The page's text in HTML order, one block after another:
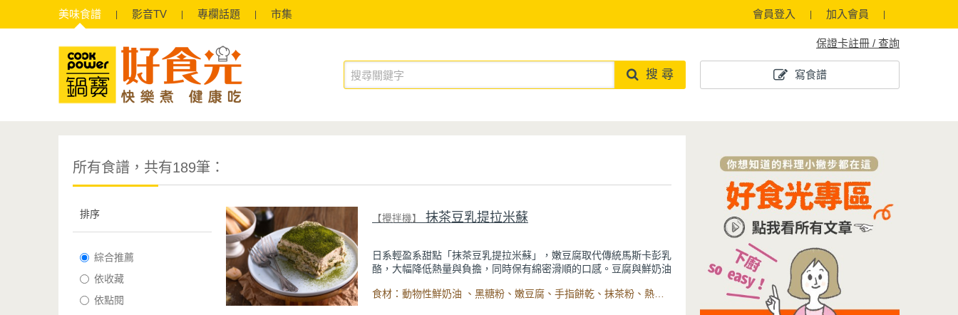
美味食譜 影音TV 專欄話題 市集 會員登入 加入會員
保證卡註冊 / 查詢
寫食譜
搜 尋
所有食譜，共有189筆：
排序
綜合推薦
依收藏
依點閱
【攪拌機】 抹茶豆乳提拉米蘇
日系輕盈系甜點「抹茶豆乳提拉米蘇」，嫩豆腐取代傳統馬斯卡彭乳
酪，大幅降低熱量與負擔，同時保有綿密滑順的口感。豆腐與鮮奶油
重，搭配帶微苦茶香的抹茶與香氣濃郁的黃豆粉，甜而不膩，層次更